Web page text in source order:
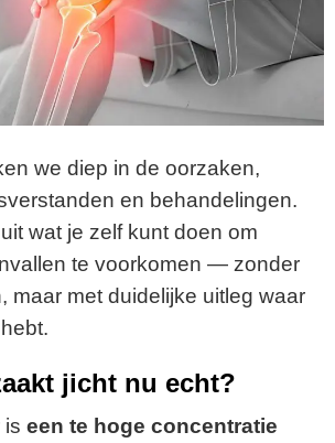
we diep in de oorzaken,
en behandelingen.
wat je zelf kunt doen om
te voorkomen — zonder
maar met duidelijke uitleg waar
jicht nu echt?
is een te hoge concentratie